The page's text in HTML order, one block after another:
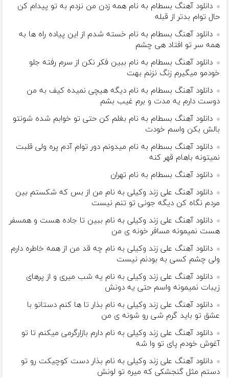
دانلود آهنگ بسطام به نام همه زدن من نزدم به تو پیدام کن
حال توام بدتر از قبله
دانلود آهنگ بسطام به نام خسته شدم از این پیاده راه ها به
همه سر تو افتاد هی چشم
دانلود آهنگ بسطام به نام ببین فکر نکن از سرم رفته جلو
خودمو میگیرم زنگ نزنم بهت
دانلود آهنگ بسطام به نام دیگه هیچی نمیده کیف به من
دوست دارم یه مدت و برم غیب بشم
دانلود آهنگ بسطام به نام بغلم کن حتی تو خوابم شده شونتو
بالش بکن واسم خودت
دانلود آهنگ بسطام به نام میدونم دور توام آدم پره ولی قلبت
نمیتونه باهام قهر کنه
دانلود آهنگ بسطام به نام تهران
دانلود آهنگ علی زند وکیلی به نام من از بس كه شكستم بین
مردم نگاه كن دیگه جونى تو تنم نیست
دانلود آهنگ علی زند وکیلی به نام ببین تا جاده هست و همسفر
هست نمیمونه مسافر خونه ی من
دانلود آهنگ علی زند وکیلی به نام چه قد من از همه خاطره دارم
ولی چشم كسی به بودنم نیست
دانلود آهنگ علی زند وکیلی به نام یه شب میرى و از پرهای
زيبات نمیمونه واسم حتی یه دونش
دانلود آهنگ علی زند وکیلی به نام بذار تا ها كنم دستاتو با
عشق تو باید گرم شی رو شونه ى من
دانلود آهنگ علی زند وکیلی به نام دارم بازارگرمی میكنم تا تو
آغوش خودم پای تو وا شه
دانلود آهنگ علی زند وکیلی به نام بذار دست كوچیكت رو تو
دستم مثل گنجشكی كه میره تو لونش